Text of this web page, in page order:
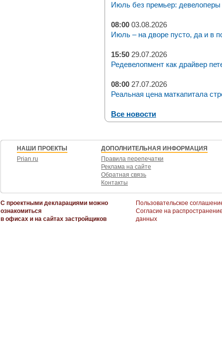
Июль без премьер: девелоперы
08:00 03.08.2026
Июль – на дворе пусто, да и в
15:50 29.07.2026
Редевелопмент как драйвер
08:00 27.07.2026
Реальная цена маткапитала
Все новости
НАШИ ПРОЕКТЫ
Prian.ru
ДОПОЛНИТЕЛЬНАЯ ИНФОРМАЦИЯ
Правила перепечатки
Реклама на сайте
Обратная связь
Контакты
С проектными декларациями можно
ознакомиться
в офисах и на сайтах застройщиков
Пользовательское
Согласие на
данных